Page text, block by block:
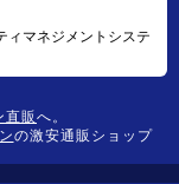
ィマネジメントシステ
直販 へ。
の激安通販ショップ